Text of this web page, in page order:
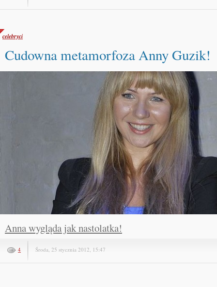
celebryci
Cudowna metamorfoza Anny Guzik!
Anna wygląda jak nastolatka!
4 Środa, 25 stycznia 2012, 15:47